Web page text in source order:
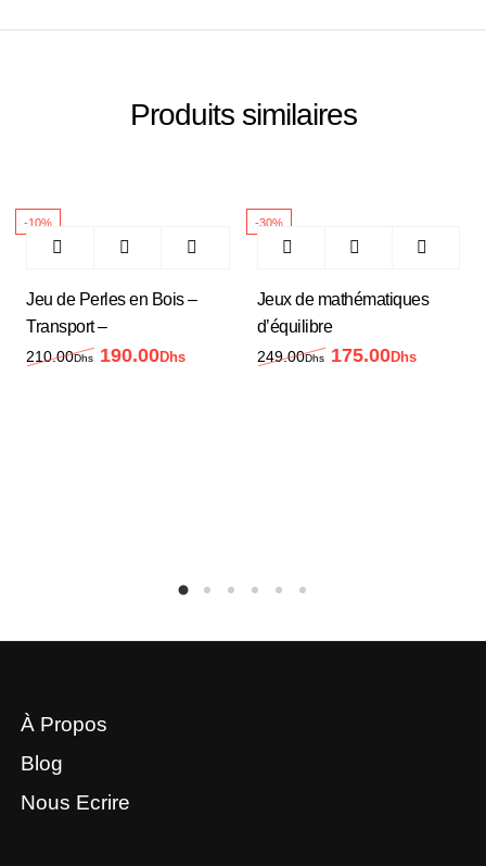
Produits similaires
-10%
Jeu de Perles en Bois –
Transport –
210.00Dhs Le prix initial était : 210.00Dhs.
190.00Dhs Le prix actuel est : 190.00Dhs.
-30%
Jeux de mathématiques
d’équilibre
249.00Dhs Le prix initial était :
175.00Dhs
À Propos
Blog
Nous Ecrire